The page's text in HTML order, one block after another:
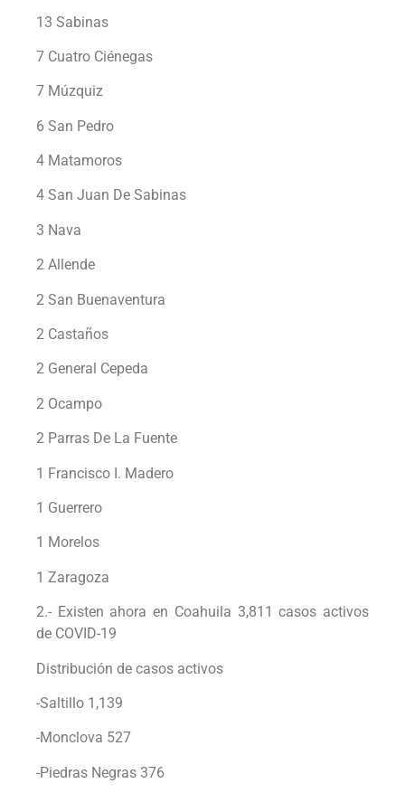
13 Sabinas
7 Cuatro Ciénegas
7 Múzquiz
6 San Pedro
4 Matamoros
4 San Juan De Sabinas
3 Nava
2 Allende
2 San Buenaventura
2 Castaños
2 General Cepeda
2 Ocampo
2 Parras De La Fuente
1 Francisco I. Madero
1 Guerrero
1 Morelos
1 Zaragoza
2.- Existen ahora en Coahuila 3,811 casos activos
de COVID-19
Distribución de casos activos
-Saltillo 1,139
-Monclova 527
-Piedras Negras 376